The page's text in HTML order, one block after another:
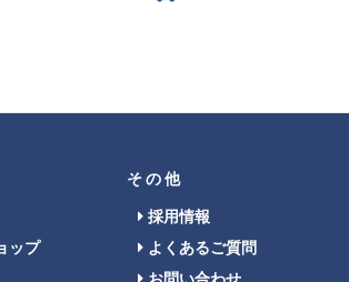
ップ
その他
採用情報
よくあるご質問